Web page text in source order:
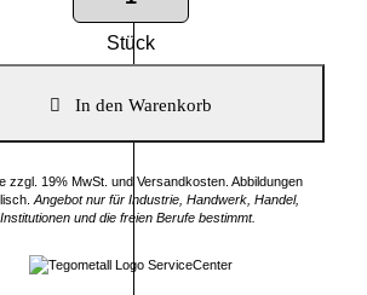
Stück
zzgl. 19% MwSt. und Versandkosten. Abbildungen
Angebot nur für Industrie, Handwerk, Handel,
und die freien Berufe bestimmt.